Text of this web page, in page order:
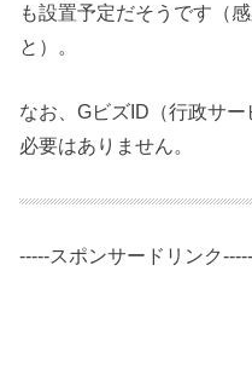
も設置予定だそうです（
と）。
なお、GビズID（行政サ
必要はありません。
-----スポンサードリンク-----